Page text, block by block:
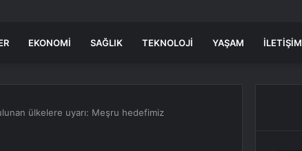
EKONOMI SAĞLIK TEKNOLOJI YAŞAM İLETIŞIM
ülkelere uyarı: Meşru hedefimiz